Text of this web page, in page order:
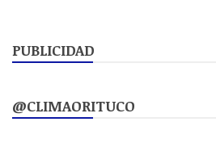
PUBLICIDAD
@CLIMAORITUCO